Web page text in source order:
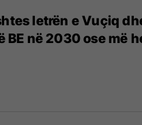
letrën e Vuçiq
BE në 2030 ose më